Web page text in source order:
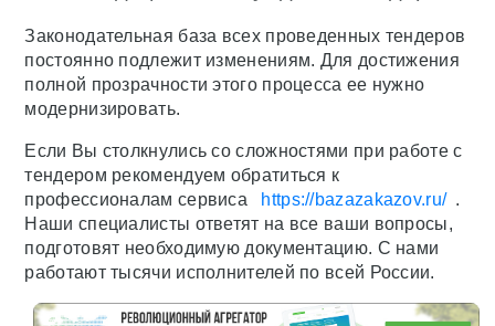
Законодательная база всех проведенных тендеров
постоянно подлежит изменениям. Для достижения
полной прозрачности этого процесса ее нужно
модернизировать.
Если Вы столкнулись со сложностями при работе с
тендером рекомендуем обратиться к
профессионалам сервиса
https://bazazakazov.ru/ .
Наши специалисты ответят на все ваши вопросы,
подготовят необходимую документацию. С нами
работают тысячи исполнителей по всей России.